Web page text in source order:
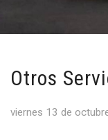
Otros
viernes 13 de